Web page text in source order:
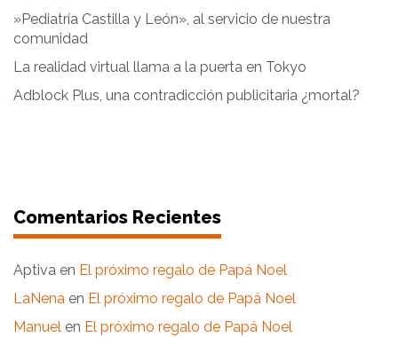
»Pediatría Castilla y León», al servicio de nuestra
comunidad
La realidad virtual llama a la puerta en Tokyo
Adblock Plus, una contradicción publicitaria ¿mortal?
Comentarios Recientes
Aptiva en El próximo regalo de Papá Noel
LaNena en El próximo regalo de Papá Noel
Manuel en El próximo regalo de Papá Noel